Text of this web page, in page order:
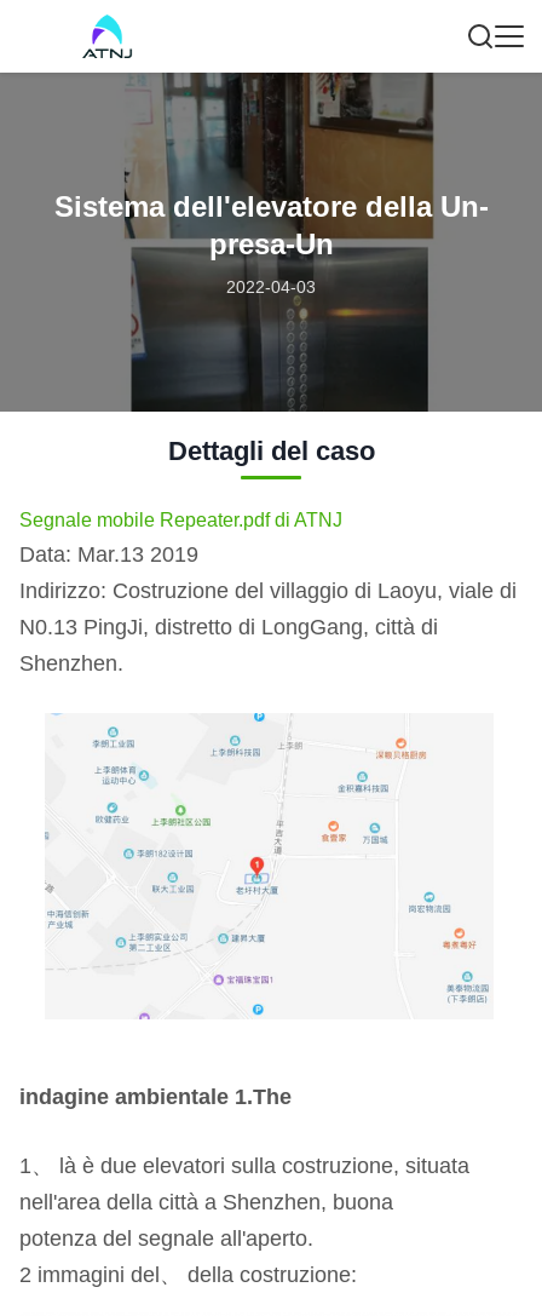
Sistema dell'elevatore della Un-
presa-Un
2022-04-03
Dettagli del caso
Segnale mobile Repeater.pdf di ATNJ
Data: Mar.13 2019
Indirizzo: Costruzione del villaggio di Laoyu, viale di
N0.13 PingJi, distretto di LongGang, città di
Shenzhen.
indagine ambientale 1.The
1、 là è due elevatori sulla costruzione, situata
nell'area della città a Shenzhen, buona
potenza del segnale all'aperto.
2 immagini del、 della costruzione: